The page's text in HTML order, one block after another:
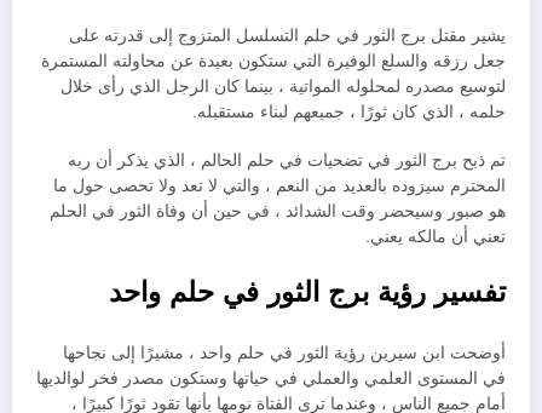
يشير مقتل برج الثور في حلم التسلسل المتزوج إلى قدرته على
جعل رزقه والسلع الوفيرة التي ستكون بعيدة عن محاولته المستمرة
لتوسيع مصدره لمحلوله المواتية ، بينما كان الرجل الذي رأى خلال
حلمه ، الذي كان ثورًا ، جميعهم لبناء مستقبله.
تم ذبح برج الثور في تضحيات في حلم الحالم ، الذي يذكر أن ربه
المحترم سيزوده بالعديد من النعم ، والتي لا تعد ولا تحصى حول ما
هو صبور وسيحضر وقت الشدائد ، في حين أن وفاة الثور في الحلم
تعني أن مالكه يعني.
تفسير رؤية برج الثور في حلم واحد
أوضحت ابن سيرين رؤية الثور في حلم واحد ، مشيرًا إلى نجاحها
في المستوى العلمي والعملي في حياتها وستكون مصدر فخر لوالديها
أمام جميع الناس ، وعندما ترى الفتاة نومها بأنها تقود ثورًا كبيرًا ،